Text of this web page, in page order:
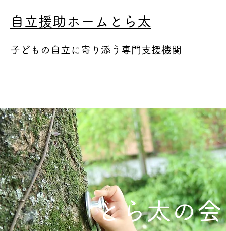
自立援助ホームとら太
子どもの自立に寄り添う専門支援機関
とら太の